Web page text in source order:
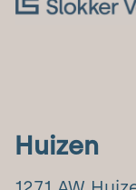
Huizen